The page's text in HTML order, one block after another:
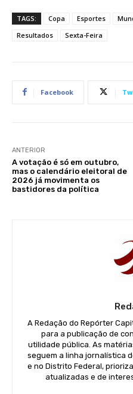
TAGS: Copa Esportes
Resultados
Sexta-Feira
Facebook
ANTERIOR
A votação é só em outubro,
mas o calendário eleitoral de
2026 já movimenta os
bastidores da política
A Redação do Repórter
para a publicação de
utilidade pública. As
seguem a linha jornalística
e no Distrito Federal,
atualizadas e de